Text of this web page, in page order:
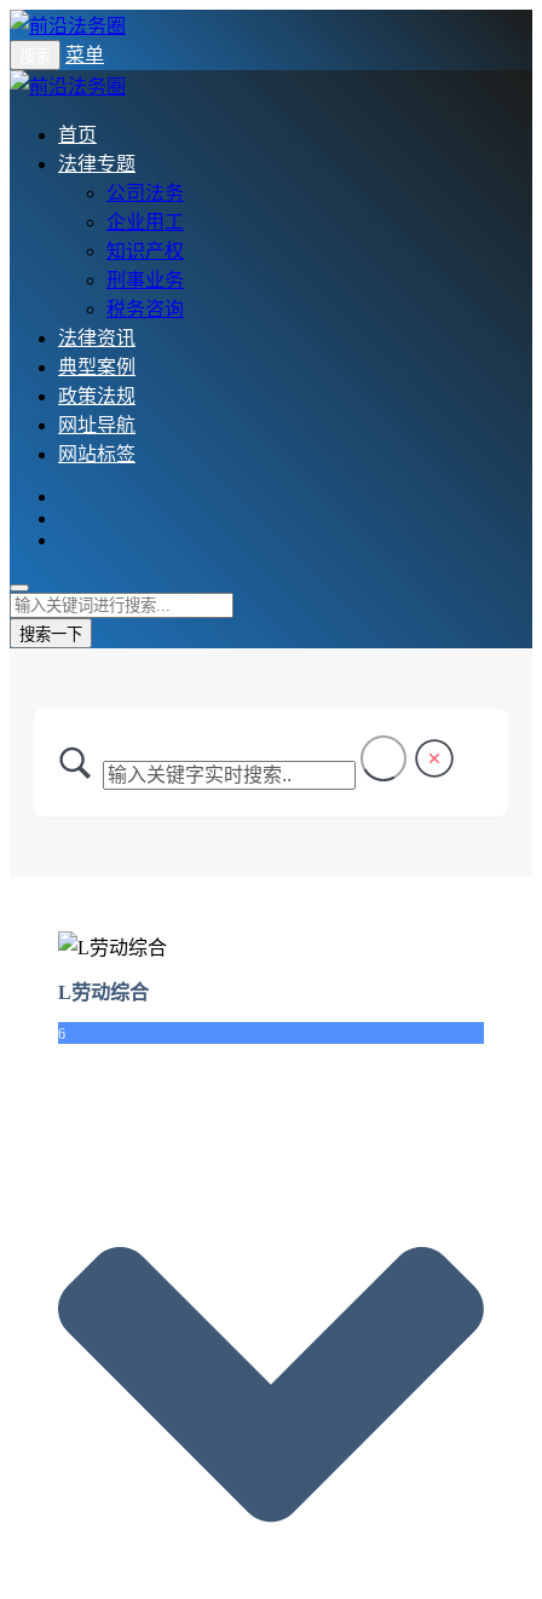
菜单
首页
法律专题
公司法务
企业用工
知识产权
刑事业务
税务咨询
法律资讯
典型案例
政策法规
网址导航
网站标签
搜索一下
L劳动综合
6